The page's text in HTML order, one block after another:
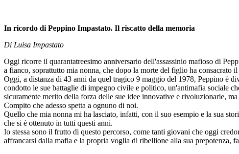
In ricordo di Peppino Impastato. Il riscatto della memoria
Di Luisa Impastato
Oggi ricorre il quarantatreesimo anniversario dell'assassinio mafioso di
a fianco, soprattutto mia nonna, che dopo la morte del figlio ha consacrato
Oggi, a distanza di 43 anni da quel tragico 9 maggio del 1978, Peppino è
condotto le sue battaglie di impegno civile e politico, un'antimafia sociale
sicuramente merito della forza delle sue idee innovative e rivoluzionarie,
Compito che adesso spetta a ognuno di noi.
Quello che mia nonna mi ha lasciato, infatti, con il suo esempio e la sua
che si è ottenuto in tutti questi anni.
Io stessa sono il frutto di questo percorso, come tanti giovani che oggi
affrancarsi dalla mafia e la propria voglia di ribellione alla sua prepotenza,